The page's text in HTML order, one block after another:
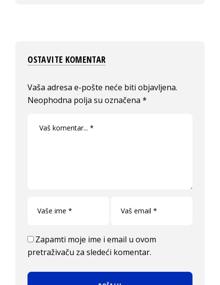
OSTAVITE KOMENTAR
Vaša adresa e-pošte neće biti objavljena.
Neophodna polja su označena*
Zapamti moje ime i email u ovom
pretraživaču za sledeći komentar.